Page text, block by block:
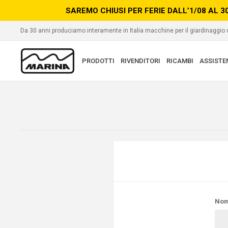
SAREMO CHIUSI PER FERIE DALL’1/08 AL
Da 30 anni produciamo interamente in Italia macchine per il
PRODOTTI RIVENDITORI RICAMBI